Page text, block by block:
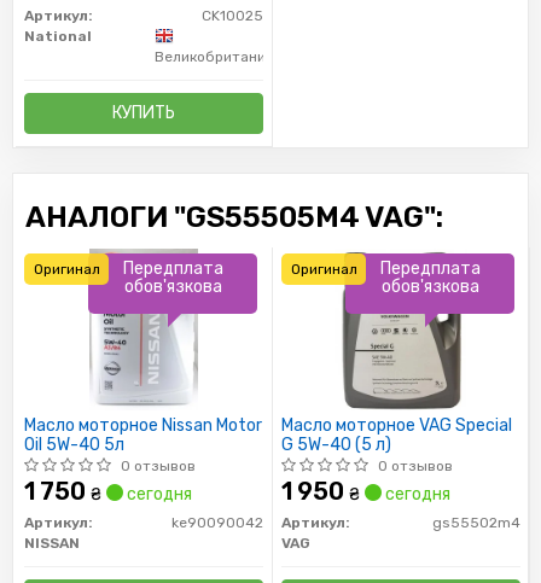
Артикул:
CK10025
National
Великобритания
КУПИТЬ
АНАЛОГИ "GS55505M4 VAG":
Масло моторное Nissan Motor
Oil 5W-40 5л
0 отзывов
1 750 ₴ сегодня
Артикул:
ke90090042
NISSAN
Передплата
обов'язкова
Оригинал
Масло моторное VAG Special
G 5W-40 (5 л)
0 отзывов
1 950 ₴ сегодня
Артикул:
gs55502m4
VAG
Передплата
обов'язкова
Оригинал